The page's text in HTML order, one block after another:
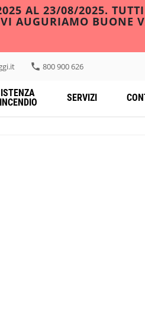
AL 23/08/2025.
AUGURIAMO BUONE
800 900 626
SERVIZI